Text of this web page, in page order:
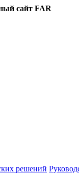
сайт FAR
решений